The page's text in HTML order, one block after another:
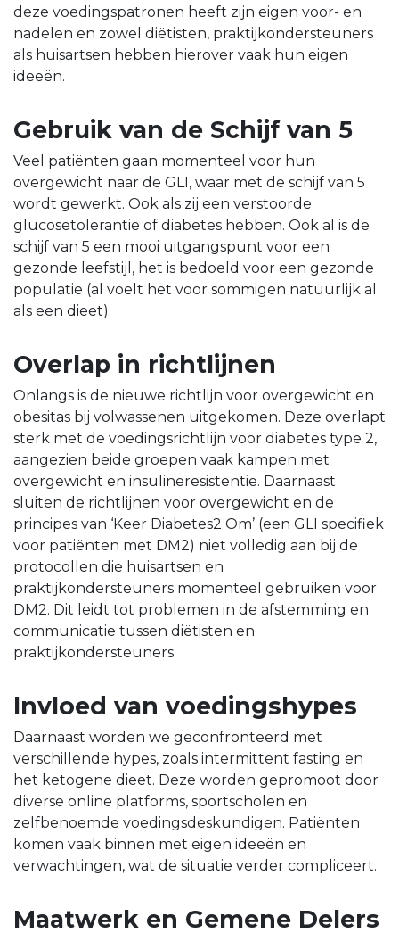
deze voedingspatronen heeft zijn eigen voor- en
nadelen en zowel diëtisten, praktijkondersteuners
als huisartsen hebben hierover vaak hun eigen
ideeën.
Gebruik van de Schijf van 5
Veel patiënten gaan momenteel voor hun
overgewicht naar de GLI, waar met de schijf van 5
wordt gewerkt. Ook als zij een verstoorde
glucosetolerantie of diabetes hebben. Ook al is de
schijf van 5 een mooi uitgangspunt voor een
gezonde leefstijl, het is bedoeld voor een gezonde
populatie (al voelt het voor sommigen natuurlijk al
als een dieet).
Overlap in richtlijnen
Onlangs is de nieuwe richtlijn voor overgewicht en
obesitas bij volwassenen uitgekomen. Deze overlapt
sterk met de voedingsrichtlijn voor diabetes type 2,
aangezien beide groepen vaak kampen met
overgewicht en insulineresistentie. Daarnaast
sluiten de richtlijnen voor overgewicht en de
principes van ‘Keer Diabetes2 Om’ (een GLI specifiek
voor patiënten met DM2) niet volledig aan bij de
protocollen die huisartsen en
praktijkondersteuners momenteel gebruiken voor
DM2. Dit leidt tot problemen in de afstemming en
communicatie tussen diëtisten en
praktijkondersteuners.
Invloed van voedingshypes
Daarnaast worden we geconfronteerd met
verschillende hypes, zoals intermittent fasting en
het ketogene dieet. Deze worden gepromoot door
diverse online platforms, sportscholen en
zelfbenoemde voedingsdeskundigen. Patiënten
komen vaak binnen met eigen ideeën en
verwachtingen, wat de situatie verder compliceert.
Maatwerk en Gemene Delers